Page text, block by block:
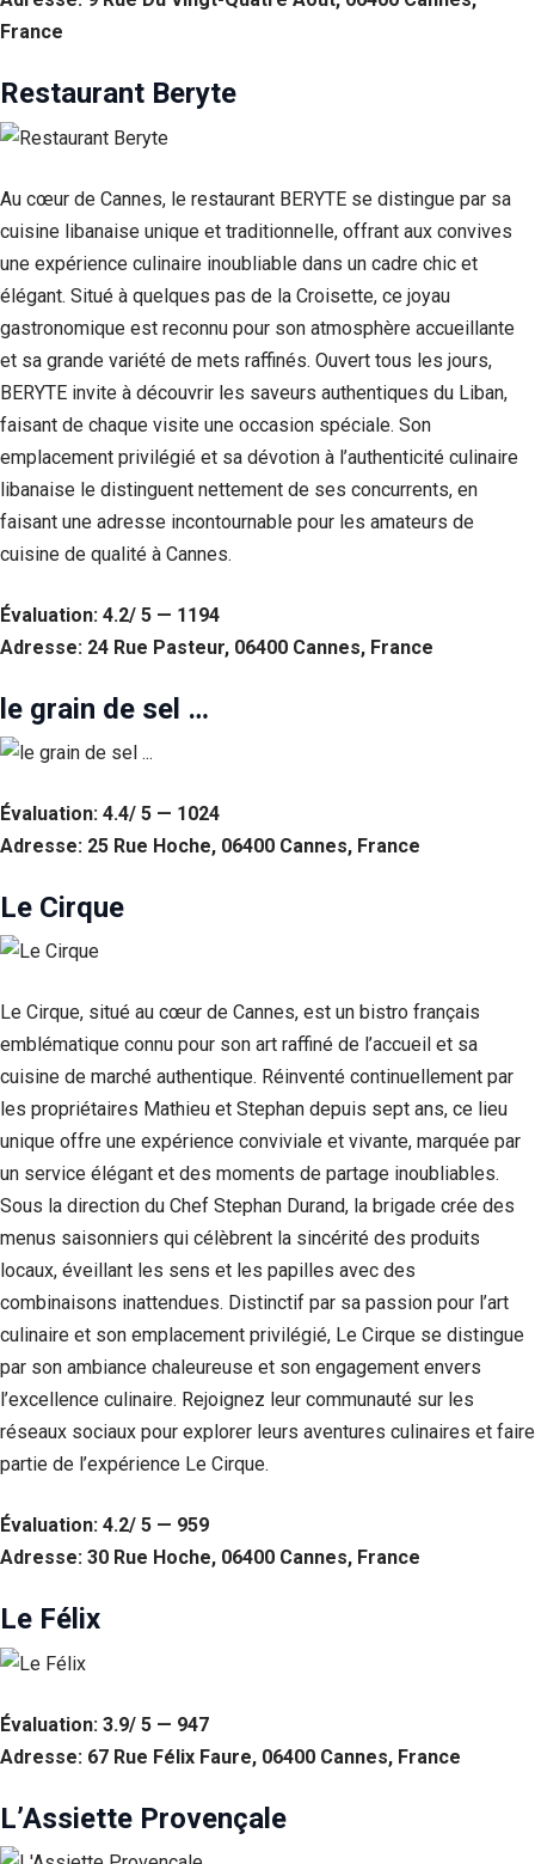
France
Restaurant Beryte
Au cœur de Cannes, le restaurant BERYTE se distingue par sa
cuisine libanaise unique et traditionnelle, offrant aux convives
une expérience culinaire inoubliable dans un cadre chic et
élégant. Situé à quelques pas de la Croisette, ce joyau
gastronomique est reconnu pour son atmosphère accueillante
et sa grande variété de mets raffinés. Ouvert tous les jours,
BERYTE invite à découvrir les saveurs authentiques du Liban,
faisant de chaque visite une occasion spéciale. Son
emplacement privilégié et sa dévotion à l’authenticité culinaire
libanaise le distinguent nettement de ses concurrents, en
faisant une adresse incontournable pour les amateurs de
cuisine de qualité à Cannes.
Évaluation: 4.2/ 5 — 1194
Adresse: 24 Rue Pasteur, 06400 Cannes, France
le grain de sel …
Évaluation: 4.4/ 5 — 1024
Adresse: 25 Rue Hoche, 06400 Cannes, France
Le Cirque
Le Cirque, situé au cœur de Cannes, est un bistro français
emblématique connu pour son art raffiné de l’accueil et sa
cuisine de marché authentique. Réinventé continuellement par
les propriétaires Mathieu et Stephan depuis sept ans, ce lieu
unique offre une expérience conviviale et vivante, marquée par
un service élégant et des moments de partage inoubliables.
Sous la direction du Chef Stephan Durand, la brigade crée des
menus saisonniers qui célèbrent la sincérité des produits
locaux, éveillant les sens et les papilles avec des
combinaisons inattendues. Distinctif par sa passion pour l’art
culinaire et son emplacement privilégié, Le Cirque se distingue
par son ambiance chaleureuse et son engagement envers
l’excellence culinaire. Rejoignez leur communauté sur les
réseaux sociaux pour explorer leurs aventures culinaires et faire
partie de l’expérience Le Cirque.
Évaluation: 4.2/ 5 — 959
Adresse: 30 Rue Hoche, 06400 Cannes, France
Le Félix
Évaluation: 3.9/ 5 — 947
Adresse: 67 Rue Félix Faure, 06400 Cannes, France
L’Assiette Provençale
Nécessaire
Ces cookies ne
sont pas
facultatifs. Ils
sont
nécessaires au
fonctionnement
du site Web.
nous
puissions
et la structure
en fonction
dont le site
Web est
utilisé.
Experience
Afin que notre
aussi bien que
possible lors
de votre visite.
Si vous
refusez ces
cookies,
fonctionnalités
disparaîtront
Marketing
En partageant
votre
comportement
lorsque vous
visitez notre
site, vous
voir du
contenu et des